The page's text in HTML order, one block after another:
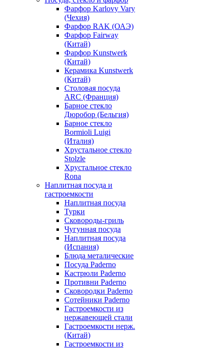
Фарфор Karlovy Vary
(Чехия)
Фарфор RAK (ОАЭ)
Фарфор Fairway
(Китай)
Фарфор Kunstwerk
(Китай)
Керамика Kunstwerk
(Китай)
Столовая посуда
ARC (Франция)
Барное стекло
Дюробор (Бельгия)
Барное стекло
Bormioli Luigi
(Италия)
Хрустальное стекло
Stolzle
Хрустальное стекло
Rona
Наплитная посуда и
гастроемкости
Наплитная посуда
Турки
Сковороды-гриль
Чугунная посуда
Наплитная посуда
(Испания)
Блюда металические
Посуда Paderno
Кастрюли Paderno
Противни Paderno
Сковородки Paderno
Сотейники Paderno
Гастроемкости из
нержавеющей стали
Гастроемкости нерж.
(Китай)
Гастроемкости из